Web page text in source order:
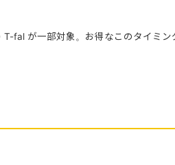
fal が一部対象。お得なこのタイミン